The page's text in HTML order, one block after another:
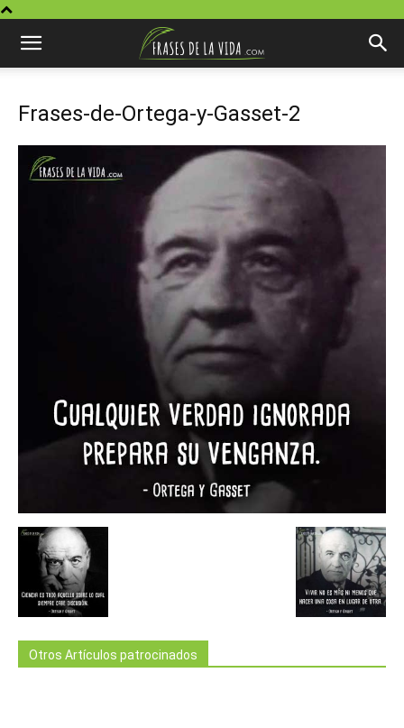
Frases-de-Ortega-y-Gasset-2
Otros Artículos patrocinados